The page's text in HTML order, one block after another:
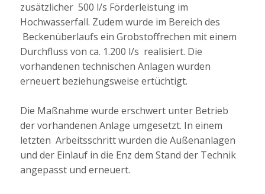
zusätzlicher 500 l/s Förderleistung im
Hochwasserfall. Zudem wurde im Bereich des
Beckenüberlaufs ein Grobstoffrechen mit einem
Durchfluss von ca. 1.200 l/s realisiert. Die
vorhandenen technischen Anlagen wurden
erneuert beziehungsweise ertüchtigt.
Die Maßnahme wurde erschwert unter Betrieb
der vorhandenen Anlage umgesetzt. In einem
letzten Arbeitsschritt wurden die Außenanlagen
und der Einlauf in die Enz dem Stand der Technik
angepasst und erneuert.